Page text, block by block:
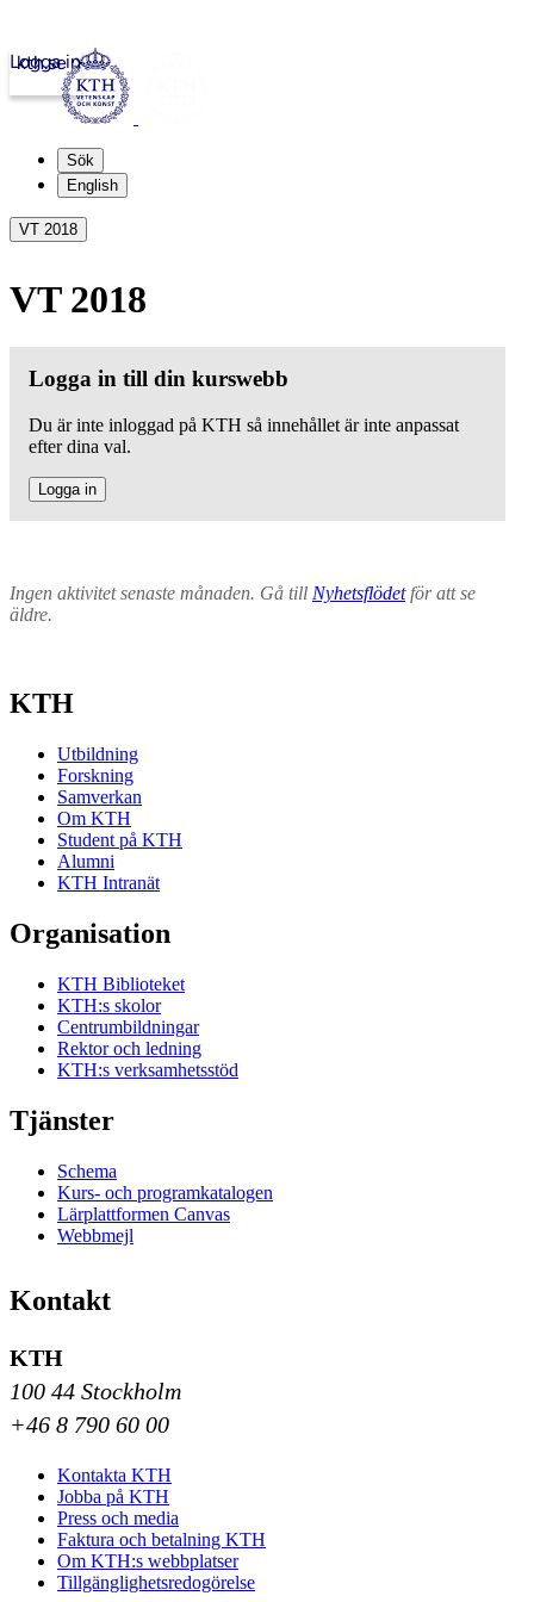
kth.se
Logga in
Sök
English
VT 2018
VT 2018
Logga in till din kurswebb
Du är inte inloggad på KTH så innehållet är inte anpassat
efter dina val.
Logga in
Ingen aktivitet senaste månaden. Gå till Nyhetsflödetför att se
äldre.
KTH
Utbildning
Forskning
Samverkan
Om KTH
Student på KTH
Alumni
KTH Intranät
Organisation
KTH Biblioteket
KTH:s skolor
Centrumbildningar
Rektor och ledning
KTH:s verksamhetsstöd
Tjänster
Schema
Kurs- och programkatalogen
Lärplattformen Canvas
Webbmejl
Kontakt
KTH
100 44 Stockholm
+46 8 790 60 00
Kontakta KTH
Jobba på KTH
Press och media
Faktura och betalning KTH
Om KTH:s webbplatser
Tillgänglighetsredogörelse